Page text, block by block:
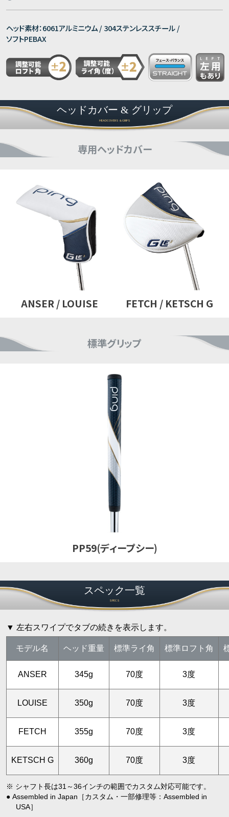
ヘッド素材：6061アルミニウム / 304ステンレススチール /
ソフトPEBAX
ヘッドカバー & グリップ
HEADCOVERS & GRIPS
専用ヘッドカバー
ANSER / LOUISE FETCH / KETSCH G
標準グリップ
PP59(ディープシー)
スペック一覧
SPECS
▼ 左右スワイプでタブの続きを表示します。
モデル名 ヘッド重量 標準ライ角 標準ロフト角
ANSER 345g 70度 3度
LOUISE 350g 70度 3度
FETCH 355g 70度 3度
KETSCH G 360g 70度 3度
※ シャフト長は31～36インチの範囲でカスタム対応可能です。
● Assembled in Japan［カスタム・一部修理等：Assembled in
USA］